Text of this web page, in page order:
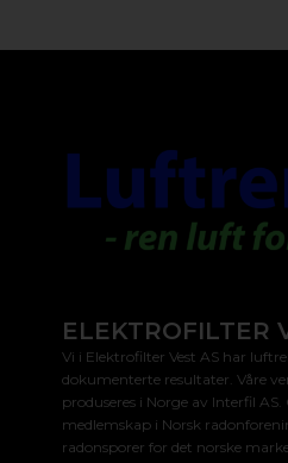
ELEKTROFILTER
Vi i Elektrofilter Vest AS har
dokumenterte resultater. Våre
produseres i Norge av Interfil
medlemskap i Norsk
radonsporer for det norske